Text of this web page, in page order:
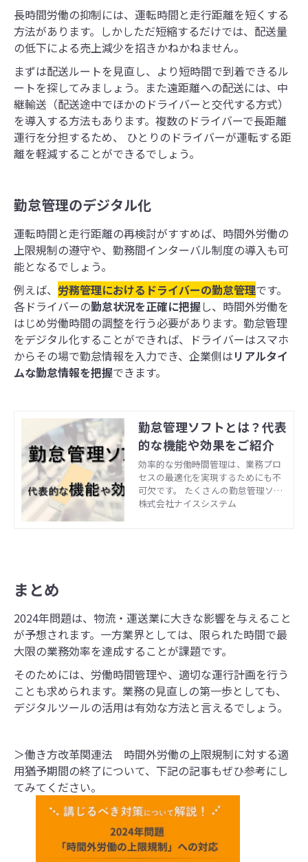
長時間労働の抑制には、運転時間と走行距離を短くする
方法があります。しかしただ短縮するだけでは、配送量
の低下による売上減少を招きかねかねません。
まずは配送ルートを見直し、より短時間で到着できるル
ートを探してみましょう。また遠距離への配送には、中
継輸送（配送途中でほかのドライバーと交代する方式）
を導入する方法もあります。複数のドライバーで長距離
運行を分担するため、 ひとりのドライバーが運転する距
離を軽減することができるでしょう。
勤怠管理のデジタル化
運転時間と走行距離の再検討がすすめば、時間外労働の
上限規制の遵守や、勤務間インターバル制度の導入も可
能となるでしょう。
例えば、 労務管理におけるドライバーの勤怠管理です。
各ドライバーの勤怠状況を正確に把握し、時間外労働を
はじめ労働時間の調整を行う必要があります。勤怠管理
をデジタル化することができれば、ドライバーはスマホ
からその場で勤怠情報を入力でき、企業側はリアルタイ
ムな勤怠情報を把握できます。
勤怠管理ソフトとは？代表
的な機能や効果をご紹介
効率的な労働時間管理は、業務プロ
セスの最適化を実現するためにも不
可欠です。 たくさんの勤怠管理ソフ
トがありますが、そもそも勤怠管理
う際の便利な機能・メリット効果に
ついて紹介します。
株式会社ナイスシステム
まとめ
2024年問題は、物流・運送業に大きな影響を与えること
が予想されます。一方業界としては、限られた時間で最
大限の業務効率を達成することが課題です。
そのためには、労働時間管理や、適切な運行計画を行う
ことも求められます。業務の見直しの第一歩としても、
デジタルツールの活用は有効な方法と言えるでしょう。
＞働き方改革関連法 時間外労働の上限規制に対する適
用猶予期間の終了について、下記の記事もぜひ参考にし
てみてください。